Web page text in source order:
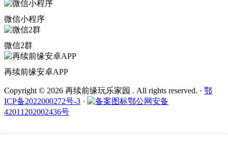
微信小程序
微信2群
再续前缘安卓APP
Copyright © 2026 再续前缘玩乐家园 . All rights reserved. · 鄂
ICP备2022000272号-3 ·
鄂公网安备
42011202002436号